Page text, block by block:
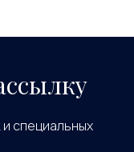
специальных